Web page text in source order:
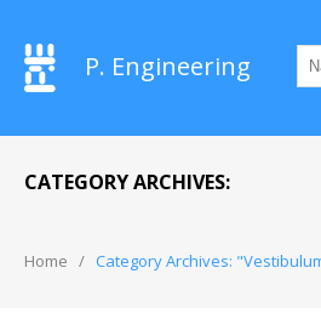
P. Engineering
CATEGORY ARCHIVES:
Home Category Archives: